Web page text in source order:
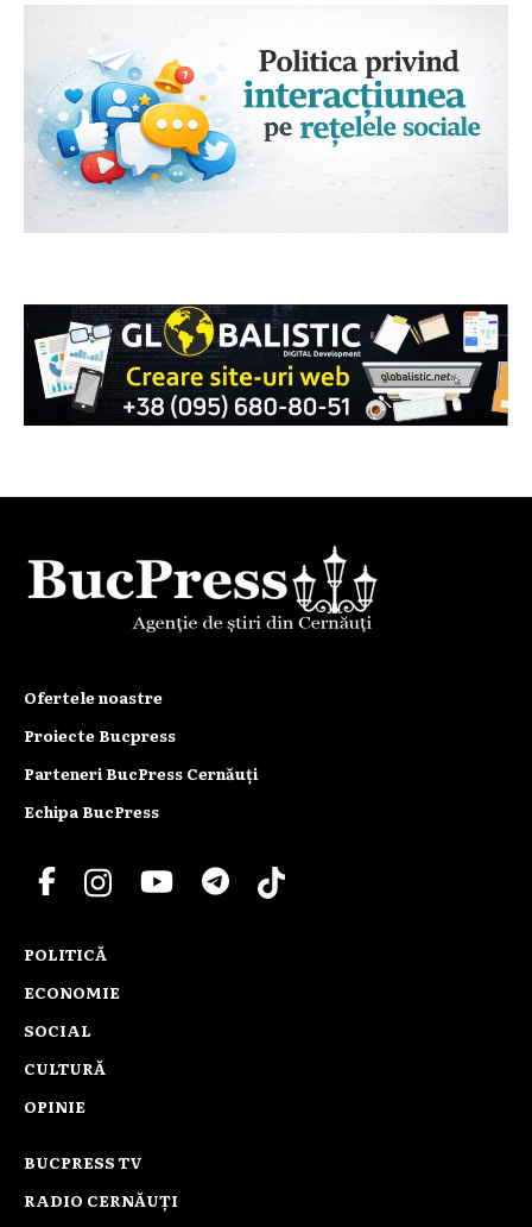
Ofertele noastre
Proiecte Bucpress
Parteneri BucPress Cernăuți
Echipa BucPress
POLITICĂ
ECONOMIE
SOCIAL
CULTURĂ
OPINIE
BUCPRESS TV
RADIO CERNĂUȚI